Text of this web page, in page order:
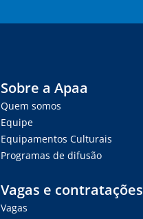
Sobre a Apaa
Quem somos
Equipe
Equipamentos Culturais
Programas de difusão
Vagas e contratações
Vagas